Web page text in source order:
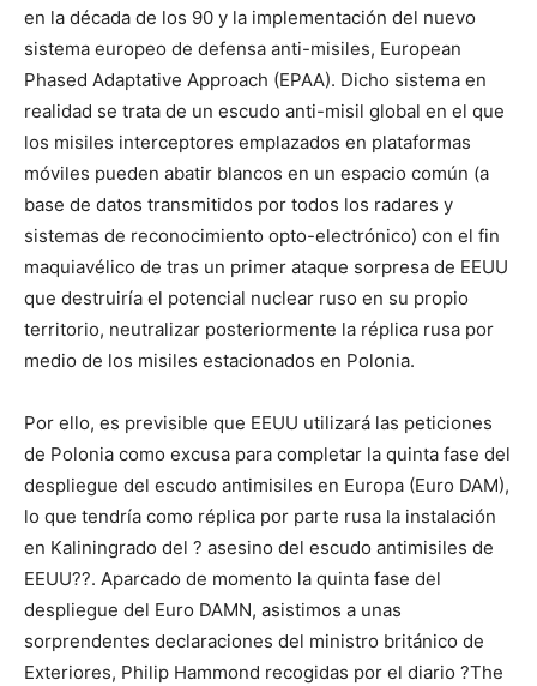
en la década de los 90 y la implementación del nuevo
sistema europeo de defensa anti-misiles, European
Phased Adaptative Approach (EPAA). Dicho sistema en
realidad se trata de un escudo anti-misil global en el que
los misiles interceptores emplazados en plataformas
móviles pueden abatir blancos en un espacio común (a
base de datos transmitidos por todos los radares y
sistemas de reconocimiento opto-electrónico) con el fin
maquiavélico de tras un primer ataque sorpresa de EEUU
que destruiría el potencial nuclear ruso en su propio
territorio, neutralizar posteriormente la réplica rusa por
medio de los misiles estacionados en Polonia.
Por ello, es previsible que EEUU utilizará las peticiones
de Polonia como excusa para completar la quinta fase del
despliegue del escudo antimisiles en Europa (Euro DAM),
lo que tendría como réplica por parte rusa la instalación
en Kaliningrado del ? asesino del escudo antimisiles de
EEUU??. Aparcado de momento la quinta fase del
despliegue del Euro DAMN, asistimos a unas
sorprendentes declaraciones del ministro británico de
Exteriores, Philip Hammond recogidas por el diario ?The